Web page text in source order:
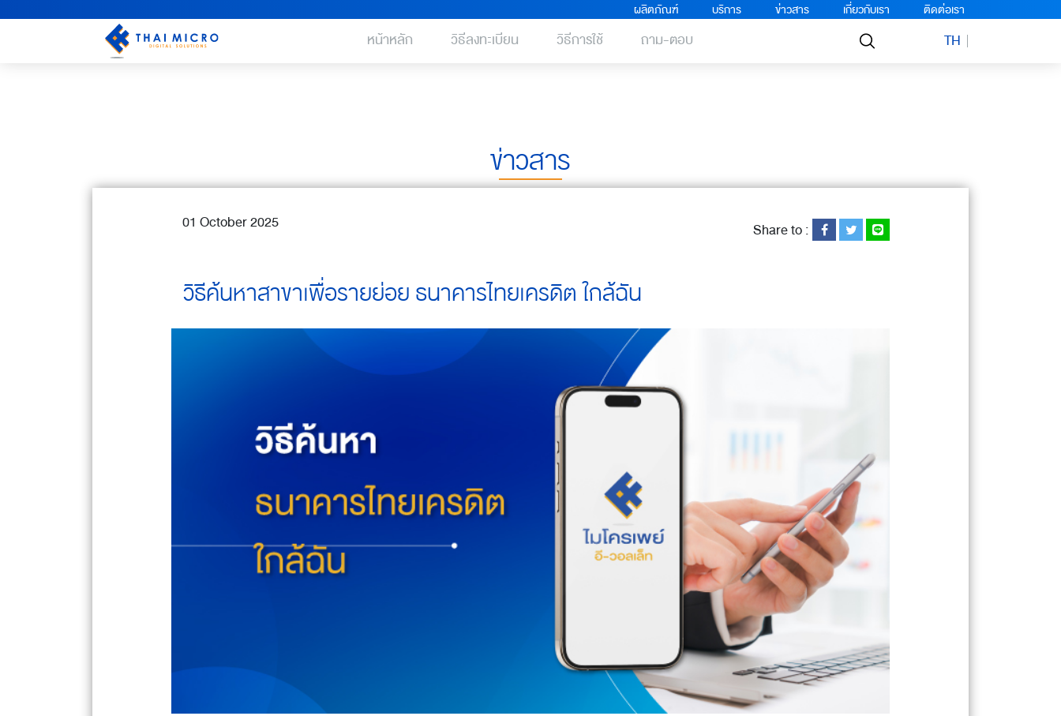
ผลิตภัณฑ์ บริการ ข่าวสาร เกี่ยวกับเรา ติดต่อเรา
หน้าหลัก วิธีลงทะเบียน วิธีการใช้ ถาม-ตอบ TH
ข่าวสาร
01 October 2025 Share to :
วิธีค้นหาสาขาเพื่อรายย่อย ธนาคารไทยเครดิต ใกล้ฉัน